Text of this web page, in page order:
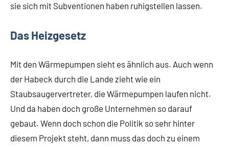
sie sich mit Subventionen haben ruhigstellen lassen.
Das Heizgesetz
Mit den Wärmepumpen sieht es ähnlich aus. Auch wenn
der Habeck durch die Lande zieht wie ein
Staubsaugervertreter, die Wärmepumpen laufen nicht.
Und da haben doch große Unternehmen so darauf
gebaut. Wenn doch schon die Politik so sehr hinter
diesem Projekt steht, dann muss das doch zu einem